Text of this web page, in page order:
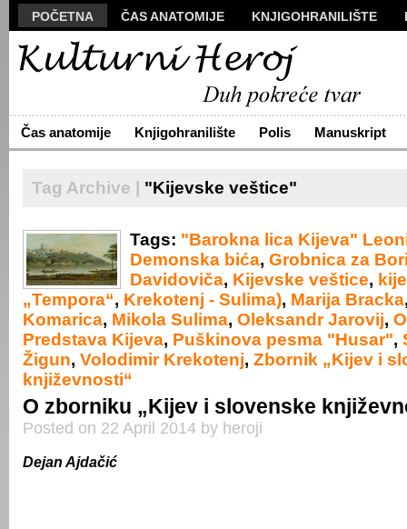
POČETNA ČAS ANATOMIJE KNJIGOHRANILIŠTE
MANUSKRIPT
VIZUALI
ARHIVA
O NAMA ŽIVA REČ KONTAKT
Čas anatomije Knjigohranilište Polis Manuskript
Tag Archive | "Kijevske veštice"
Tags: "Barokna lica Kijeva"
Demonska bića, Grobnica za
Davidoviča, Kijevske veštice,
„Tempora“, Krekotenj - Sulima), Marija Bracka
Komarica, Mikola Sulima, Oleksandr Jarovij,
Predstava Kijeva, Puškinova pesma "Husar",
Žigun, Volodimir Krekotenj, Zbornik „Kijev i
književnosti“
O zborniku „Kijev i slovenske
Posted on 22 April 2014 by heroji
Dejan Ajdačić